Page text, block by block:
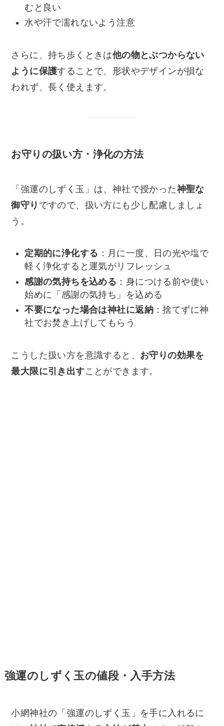
むと良い
水や汗で濡れないよう注意
さらに、持ち歩くときは他の物とぶつからない
ように保護することで、形状やデザインが損な
われず、長く使えます。
お守りの扱い方・浄化の方法
「強運のしずく玉」は、神社で授かった神聖な
御守り ですので、扱い方にも少し配慮しましょ
う。
定期的に浄化する ：月に一度、日の光や塩で
軽く浄化すると運気がリフレッシュ
感謝の気持ちを込める ：身につける前や使い
始めに「感謝の気持ち」を込める
不要になった場合は神社に返納：捨てずに神
社でお焚き上げしてもらう
こうした扱い方を意識すると、 お守りの効果を
最大限に引き出すことができます。
強運のしずく玉の値段・入手方法
小網神社の「強運のしずく玉」を手に入れるに